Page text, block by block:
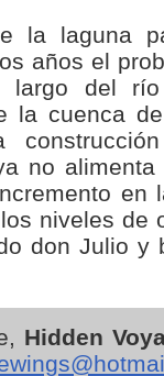
la laguna
años el
largo del
la cuenca
no
en
niveles de
don Julio y
Hidden